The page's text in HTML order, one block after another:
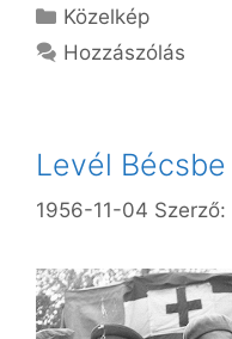
Kategória
Közelkép
Hozzászólás
Levél Bécsbe
1956-11-04 Szerző: